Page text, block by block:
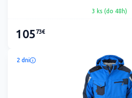
3 ks (do 48h)
10573€
2 dni